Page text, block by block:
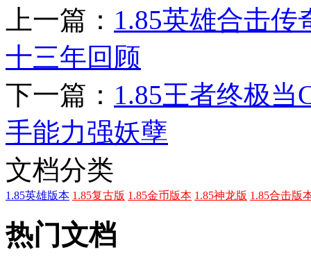
上一篇： 1.85英雄合击
十三年回顾
下一篇： 1.85王者终极当
手能力强妖孽
文档分类
1.85英雄版本 1.85复古版 1.85金币版本 1.85神龙版 1.85合击版
热门文档